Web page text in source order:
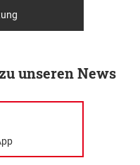
unseren News